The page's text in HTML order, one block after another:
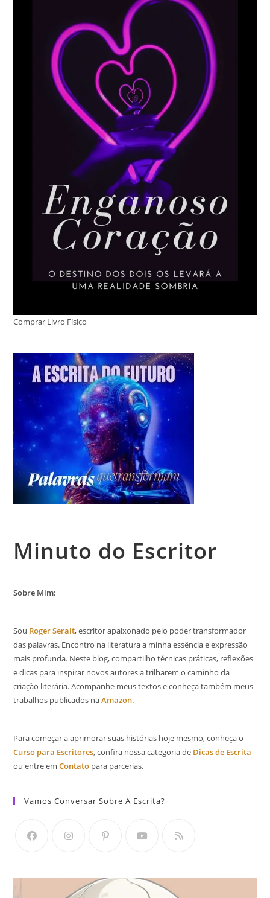
Comprar Livro Físico
Minuto do Escritor
Sobre Mim:
Sou Roger Serait, escritor apaixonado pelo poder transformador
das palavras. Encontro na literatura a minha essência e expressão
mais profunda. Neste blog, compartilho técnicas práticas, reflexões
e dicas para inspirar novos autores a trilharem o caminho da
criação literária. Acompanhe meus textos e conheça também meus
trabalhos publicados naAmazon.
Para começar a aprimorar suas histórias hoje mesmo, conheça o
Curso para Escritores, confira nossa categoria de Dicas de Escrita
ou entre emContato para parcerias.
Vamos Conversar Sobre A Escrita?
uma
uma
uma